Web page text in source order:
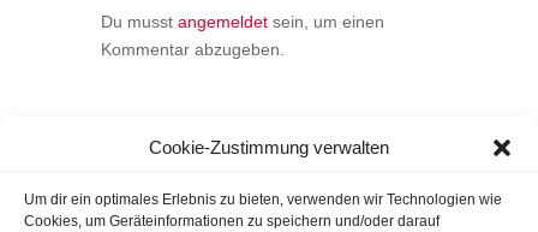
Cookie-Zustimmung verwalten
Um dir ein optimales Erlebnis zu bieten, verwenden wir Technologien wie
Cookies, um Geräteinformationen zu speichern und/oder darauf
Du musst angemeldet sein, um einen
Kommentar abzugeben.